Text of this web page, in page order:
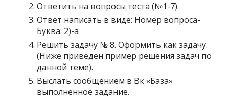
Ответить на вопросы теста (№1-7).
Ответ написать в виде: Номер вопроса-
Буква: 2)-а
Решить задачу № 8. Оформить как задачу.
(Ниже приведен пример решения задач по
данной теме).
Выслать сообщением в Вк «База»
выполненное задание.